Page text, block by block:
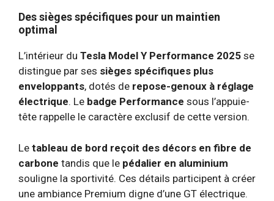
Des sièges spécifiques pour un maintien
optimal
L’intérieur du Tesla Model Y Performance 2025 se
distingue par ses sièges spécifiques plus
enveloppants, dotés de repose-genoux à réglage
électrique. Le badge Performance sous l’appuie-
tête rappelle le caractère exclusif de cette version.
Le tableau de bord reçoit des décors en fibre de
carbone tandis que le pédalier en aluminium
souligne la sportivité. Ces détails participent à créer
une ambiance Premium digne d’une GT électrique.